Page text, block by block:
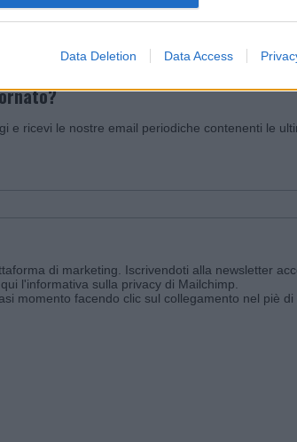
Data Deletion Data Access
e ricevi le nostre email periodiche contenenti le
di marketing. Iscrivendoti alla newsletter
l'informativa sulla privacy di Mailchimp
momento facendo clic sul collegamento nel piè di